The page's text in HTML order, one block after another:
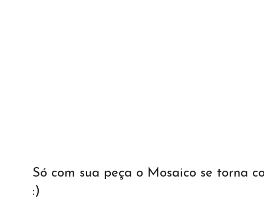
Só com sua peça o Mosaico se torna
:)